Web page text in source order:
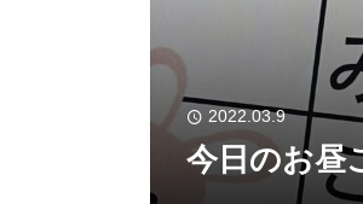
2022.03.9
今日のお昼